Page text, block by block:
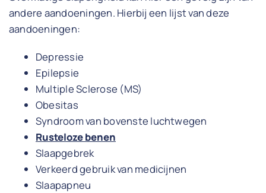
andere aandoeningen. Hierbij een lijst van deze
aandoeningen:
Depressie
Epilepsie
Multiple Sclerose (MS)
Obesitas
Syndroom van bovenste luchtwegen
Rusteloze benen
Slaapgebrek
Verkeerd gebruik van medicijnen
Slaapapneu